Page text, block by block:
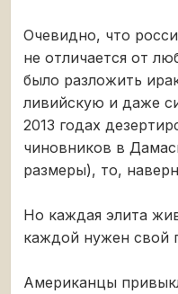
Очевидно, что
не отличается от
было разложить
ливийскую и даже
2013 годах
чиновников в
размеры), то,
Но каждая элита
каждой нужен свой
Американцы